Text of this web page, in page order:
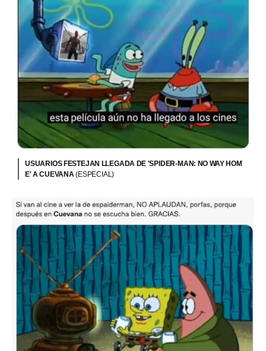
USUARIOS FESTEJAN LLEGADA DE 'SPIDER-MAN: NO WAY HOM
E' A CUEVANA(ESPECIAL)